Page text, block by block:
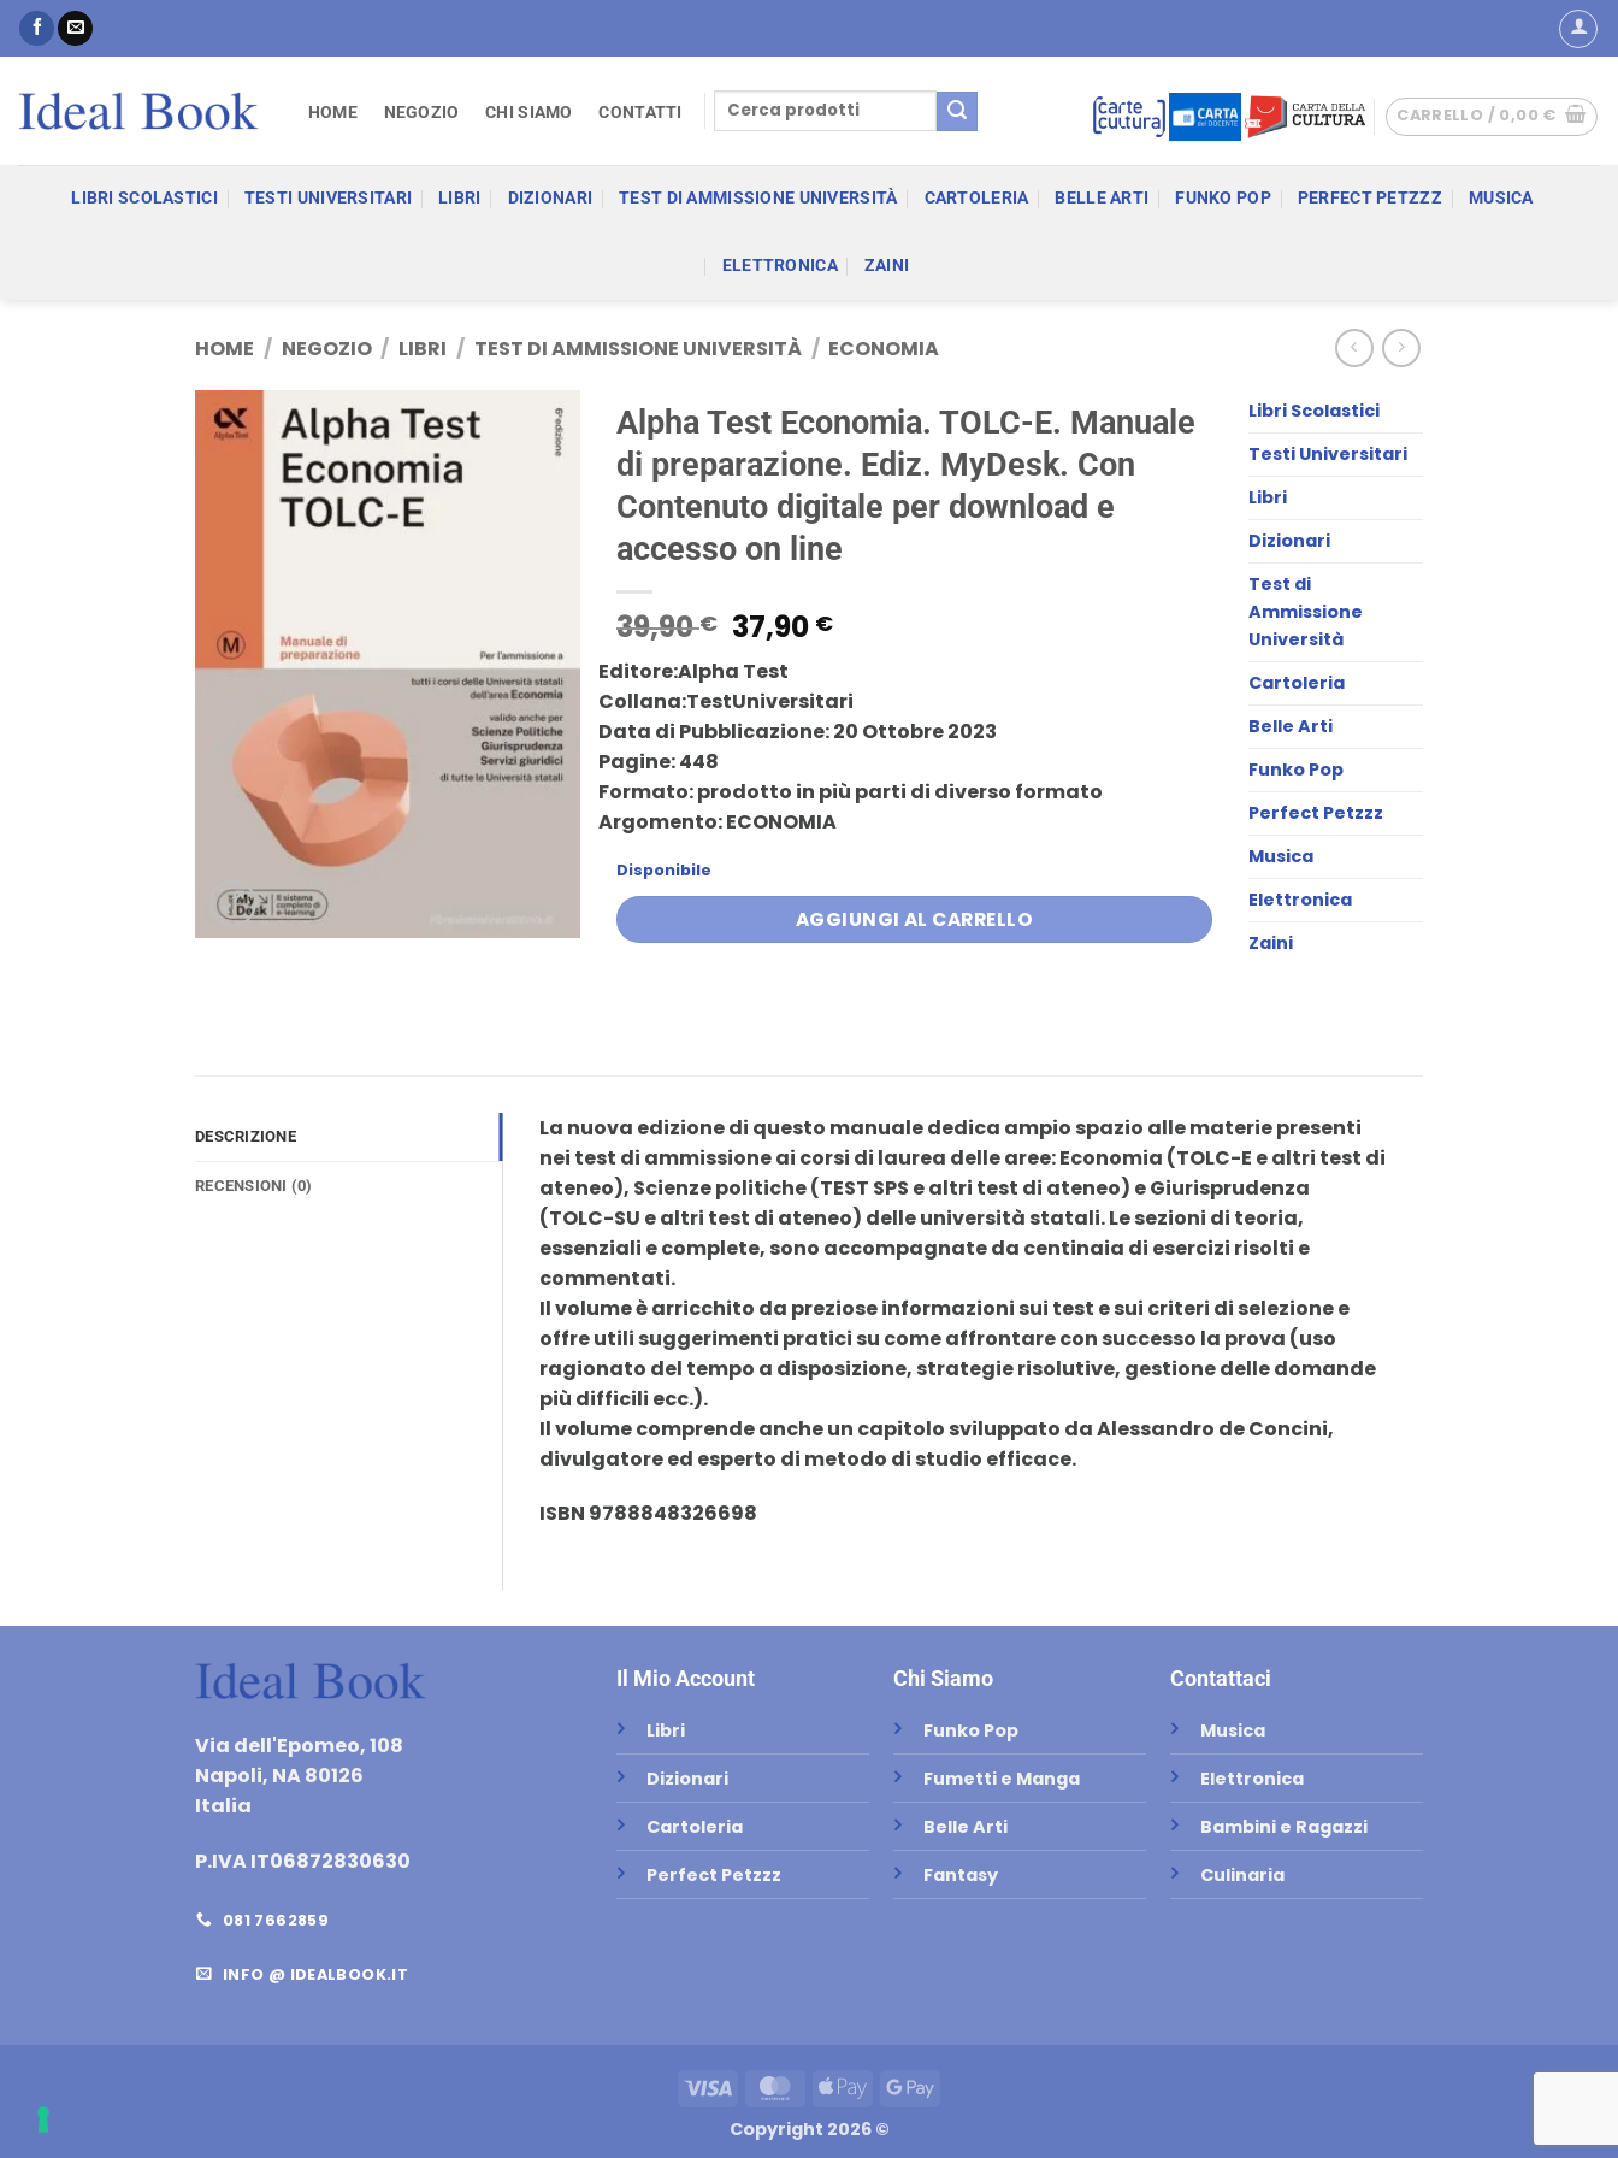
Salta
HOME NEGOZIO CHI SIAMO CONTATTI
Cerca:
CARRELLO / 0,00 €
LIBRI SCOLASTICI TESTI UNIVERSITARI LIBRI DIZIONARI TEST DI AMMISSIONE UNIVERSITÀ CARTOLERIA BELLE ARTI FUNKO POP PERFECT PETZZZ MUSICA
ELETTRONICA ZAINI
HOME / NEGOZIO / LIBRI / TEST DI AMMISSIONE UNIVERSITÀ / ECONOMIA
Alpha Test Economia. TOLC-E. Manuale
di preparazione. Ediz. MyDesk. Con
Contenuto digitale per download e
accesso on line
39,90€ Il
prezzo
originale
era:
39,90 €.
37,90 €Il
attuale
è:
37,90 €.
Editore:Alpha Test
Collana:TestUniversitari
Data di Pubblicazione: 20 Ottobre 2023
Pagine: 448
Formato: prodotto in più parti di diverso formato
Argomento: ECONOMIA
Disponibile
AGGIUNGI AL CARRELLO
Libri Scolastici
Testi Universitari
Libri
Dizionari
Test di
Ammissione
Università
Cartoleria
Belle Arti
Funko Pop
Perfect Petzzz
Musica
Elettronica
Zaini
DESCRIZIONE
RECENSIONI (0)
La nuova edizione di questo manuale dedica ampio spazio alle materie presenti
nei test di ammissione ai corsi di laurea delle aree: Economia (TOLC-E e altri test di
ateneo), Scienze politiche (TEST SPS e altri test di ateneo) e Giurisprudenza
(TOLC-SU e altri test di ateneo) delle università statali. Le sezioni di teoria,
essenziali e complete, sono accompagnate da centinaia di esercizi risolti e
commentati.
Il volume è arricchito da preziose informazioni sui test e sui criteri di selezione e
offre utili suggerimenti pratici su come affrontare con successo la prova (uso
ragionato del tempo a disposizione, strategie risolutive, gestione delle domande
più difficili ecc.).
Il volume comprende anche un capitolo sviluppato da Alessandro de Concini,
divulgatore ed esperto di metodo di studio efficace.
ISBN 9788848326698
Via dell'Epomeo, 108
Napoli, NA 80126
Italia
P.IVA IT06872830630
081 7662859
INFO @ IDEALBOOK.IT
Il Mio Account
Libri
Dizionari
Cartoleria
Perfect Petzzz
Chi Siamo
Funko Pop
Fumetti e Manga
Belle Arti
Fantasy
Contattaci
Musica
Elettronica
Bambini e Ragazzi
Culinaria
Visa MasterCard
Apple Google
Copyright 2026 ©